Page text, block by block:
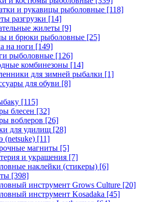
и рукавицы рыболовные [118]
разгрузки [14]
жилеты [9]
и брюки рыболовные [25]
на ноги [149]
рыболовные [126]
комбинезоны [14]
для зимней рыбалки [1]
для обуви [8]
[115]
блесен [32]
воблеров [26]
для удилищ [28]
(netsuke) [11]
магниты [5]
и украшения [7]
наклейки (стикеры) [6]
[398]
инструмент Grows Culture [20]
инструмент Kosadaka [45]